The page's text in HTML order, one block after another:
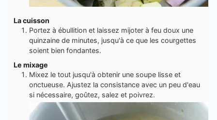
La cuisson
Portez à ébullition et laissez mijoter à feu doux une
quinzaine de minutes, jusqu'à ce que les courgettes
soient bien fondantes.
Le mixage
Mixez le tout jusqu'à obtenir une soupe lisse et
onctueuse. Ajustez la consistance avec un peu d'eau
si nécessaire, goûtez, salez et poivrez.